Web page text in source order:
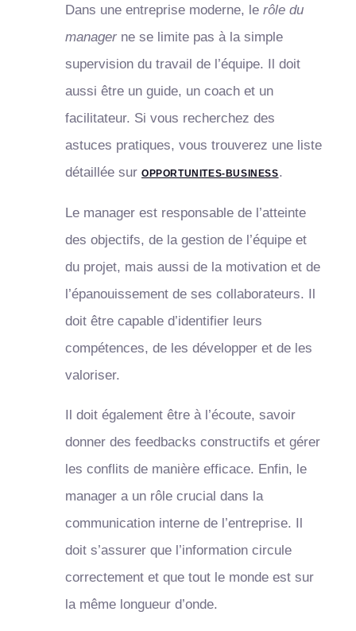
Dans une entreprise moderne, le rôle du
manager ne se limite pas à la simple
supervision du travail de l’équipe. Il doit
aussi être un guide, un coach et un
facilitateur. Si vous recherchez des
astuces pratiques, vous trouverez une liste
détaillée sur OPPORTUNITES-BUSINESS.
Le manager est responsable de l’atteinte
des objectifs, de la gestion de l’équipe et
du projet, mais aussi de la motivation et de
l’épanouissement de ses collaborateurs. Il
doit être capable d’identifier leurs
compétences, de les développer et de les
valoriser.
Il doit également être à l’écoute, savoir
donner des feedbacks constructifs et gérer
les conflits de manière efficace. Enfin, le
manager a un rôle crucial dans la
communication interne de l’entreprise. Il
doit s’assurer que l’information circule
correctement et que tout le monde est sur
la même longueur d’onde.